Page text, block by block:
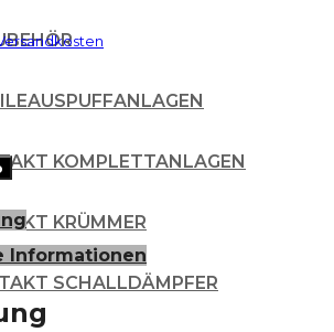
AUSPUFFANLAGEN
KOMPLETTANLAGEN
KRÜMMER
SCHALLDÄMPFER
Informationen